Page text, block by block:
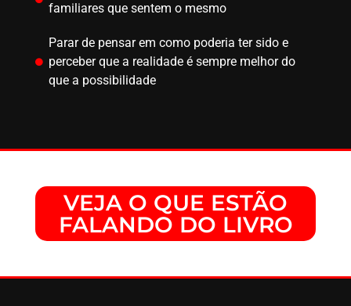
familiares que sentem o mesmo
Parar de pensar em como poderia ter sido e
perceber que a realidade é sempre melhor do
que a possibilidade
VEJA O QUE ESTÃO
FALANDO DO LIVRO